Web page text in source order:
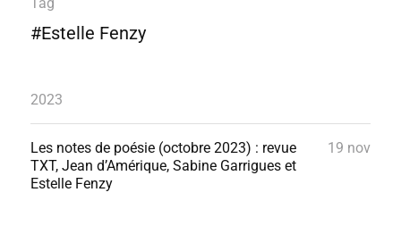
#Estelle Fenzy
2023
Les notes de poésie (octobre 2023) : revue
TXT, Jean d’Amérique, Sabine Garrigues et
Estelle Fenzy
19 nov